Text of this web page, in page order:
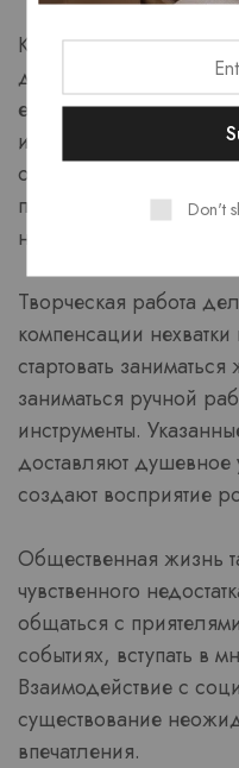
Когда внешние
достаточно
естественно
их своими силами. Это
оригинальных
планировании
неизведанного в
Творческая работа
компенсации
стартовать
заниматься ручной
инструменты.
доставляют душевное
создают восприятие
Общественная жизнь
чувственного
общаться с
событиях, вступать в
Взаимодействие с
существование
впечатления.
Don't